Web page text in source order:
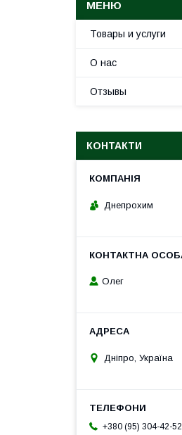
Товары и услуги
О нас
Отзывы
КОНТАКТИ
Днепрохим
Олег
Дніпро, Україна
+380 (95) 304-42-52